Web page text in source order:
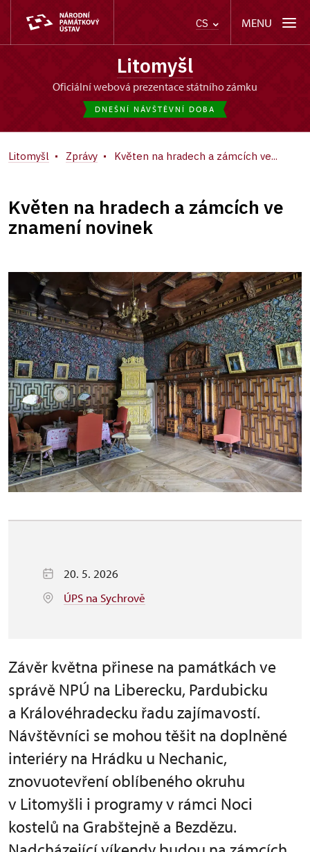
CS MENU
Litomyšl
oficiální webová prezentace státního zámku
DNEŠNÍ NÁVŠTĚVNÍ DOBA
Litomyšl Zprávy Květen na hradech a zámcích ve...
Květen na hradech a zámcích ve
znamení novinek
20. 5. 2026
ÚPS na Sychrově
Závěr května přinese na památkách ve
správě NPÚ na Liberecku, Pardubicku
a Královéhradecku řadu zajímavostí.
Návštěvníci se mohou těšit na doplněné
interiéry na Hrádku u Nechanic,
znovuotevření oblíbeného okruhu
v Litomyšli i programy v rámci Noci
kostelů na Grabštejně a Bezdězu.